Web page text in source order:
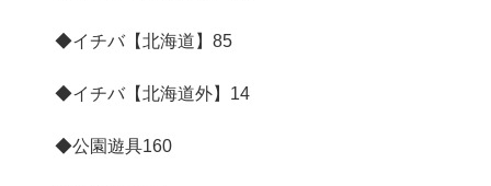
◆イチバ【北海道】 85
◆イチバ【北海道外】 14
◆公園遊具160